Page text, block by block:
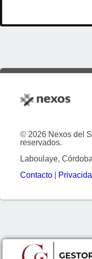
© 2026 Nexos del
reservados.
Laboulaye,
Contacto